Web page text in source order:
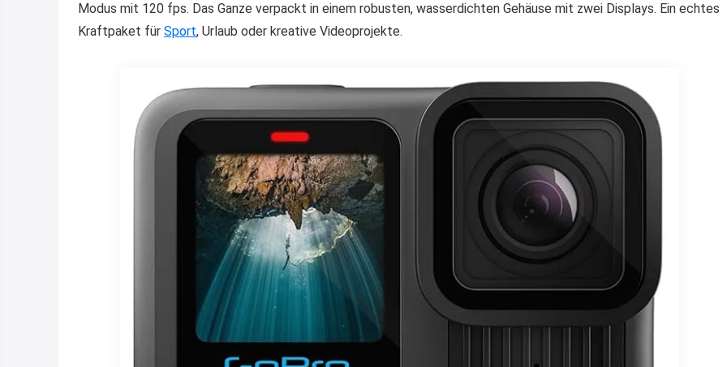
Modus mit 120 fps. Das Ganze verpackt in einem robusten, wasserdichten Gehäuse mit zwei Displays. Ein echtes
Kraftpaket für Sport, Urlaub oder kreative Videoprojekte.